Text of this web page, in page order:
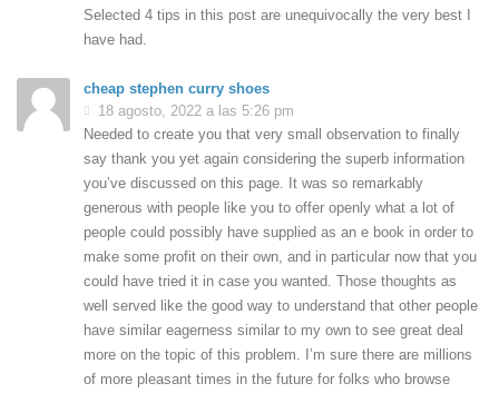
Selected 4 tips in this post are unequivocally the very best I
have had.
cheap stephen curry shoes
18 agosto, 2022 a las 5:26 pm
Needed to create you that very small observation to finally
say thank you yet again considering the superb information
you’ve discussed on this page. It was so remarkably
generous with people like you to offer openly what a lot of
people could possibly have supplied as an e book in order to
make some profit on their own, and in particular now that you
could have tried it in case you wanted. Those thoughts as
well served like the good way to understand that other people
have similar eagerness similar to my own to see great deal
more on the topic of this problem. I’m sure there are millions
of more pleasant times in the future for folks who browse